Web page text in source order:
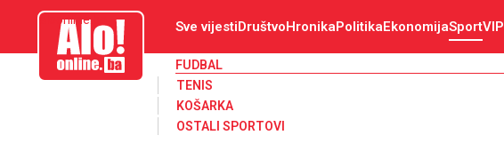
aloonline.ba Sve vijestiDruštvoHronikaPolitikaEkonomijaSportVIP
FUDBAL
TENIS
KOŠARKA
OSTALI SPORTOVI